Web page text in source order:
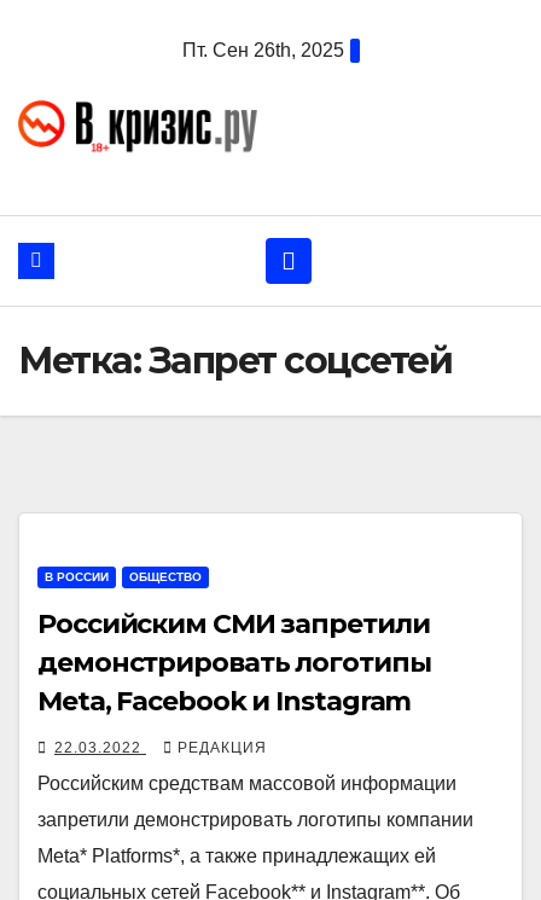
Пт. Сен 26th, 2025
Метка:Запрет соцсетей
В РОССИИ ОБЩЕСТВО
Российским СМИ запретили
демонстрировать логотипы
Meta, Facebook и Instagram
22.03.2022 РЕДАКЦИЯ
Российским средствам массовой информации
запретили демонстрировать логотипы компании
Meta* Platforms*, а также принадлежащих ей
социальных сетей Facebook** и Instagram**. Об